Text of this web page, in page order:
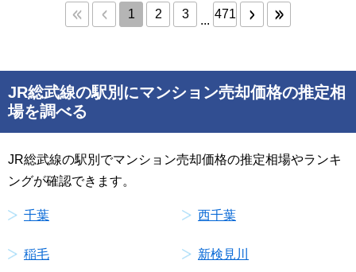
1 2 3 ... 471
JR総武線の駅別にマンション売却価格の推定相
場を調べる
JR総武線の駅別でマンション売却価格の推定相場やランキ
ングが確認できます。
千葉 西千葉
稲毛 新検見川